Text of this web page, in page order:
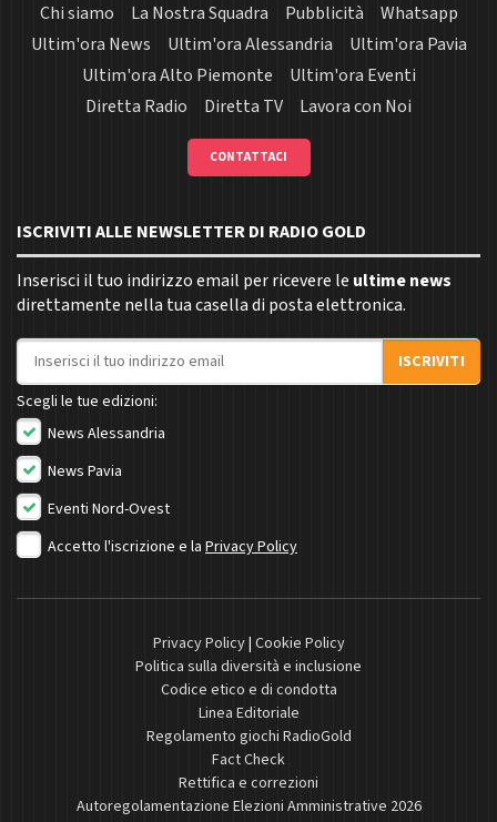
Chi siamo La Nostra Squadra Pubblicità
Whatsapp
Ultim'ora News
Ultim'ora Alessandria
Ultim'ora Pavia
Ultim'ora Alto Piemonte
Ultim'ora Eventi
Diretta Radio
Diretta TV Lavora con Noi
CONTATTACI
ISCRIVITI ALLE NEWSLETTER DI RADIO GOLD
Inserisci il tuo indirizzo email per ricevere le ultime news
direttamente nella tua casella di posta elettronica.
Indirizzo email
ISCRIVITI
Scegli le tue edizioni:
News Alessandria
News Pavia
Eventi Nord-Ovest
Accetto l'iscrizione e la Privacy Policy
Privacy Policy| Cookie Policy
Politica sulla diversità e inclusione
Codice etico e di condotta
Linea Editoriale
Regolamento giochi RadioGold
Fact Check
Rettifica e correzioni
Autoregolamentazione Elezioni Amministrative 2026